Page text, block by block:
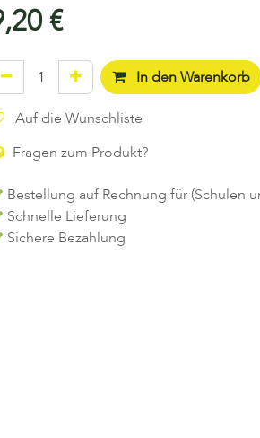
€
In den Warenkorb
Auf die Wunschliste
Fragen zum Produkt?
Bestellung auf Rechnung für (Schulen
Schnelle Lieferung
Sichere Bezahlung